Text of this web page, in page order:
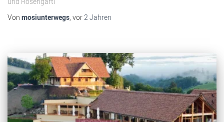
Von mosiunterwegs , vor2 Jahren